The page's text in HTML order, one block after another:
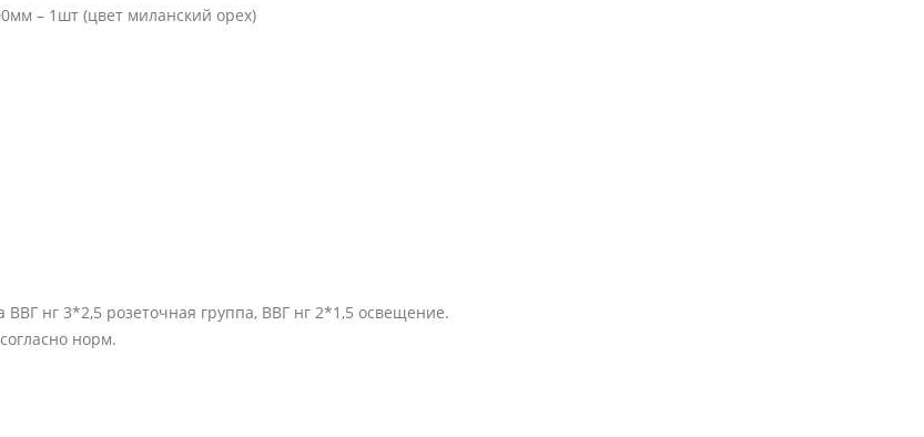
– 1шт (цвет миланский орех)
нг 3*2,5 розеточная группа, ВВГ нг 2*1,5 освещение.
норм.